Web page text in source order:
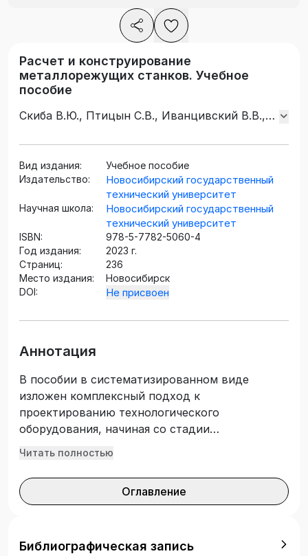
Расчет и конструирование
металлорежущих станков. Учебное
пособие
Скиба В.Ю., Птицын С.В., Иванцивский В.В.,
Вид издания:
Учебное пособие
Издательство:
Новосибирский государственный
технический университет
Научная школа:
Новосибирский государственный
технический университет
ISBN:
978-5-7782-5060-4
Год издания:
2023 г.
Страниц:
236
Место издания:
Новосибирск
DOI:
Не присвоен
Аннотация
В пособии в систематизированном виде
изложен комплексный подход к
проектированию технологического
оборудования, начиная со стадии
формирования общей концепции объекта до
отдельных приводов. Приводится системный
подход к анализу и оценке качества
качества, даны практические рекомендации по
Читать полностью
Оглавление
Библиографическая запись